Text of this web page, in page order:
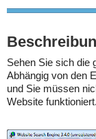
Sehen Sie sich die
Abhängig von den
und Sie müssen
Website funktioniert.